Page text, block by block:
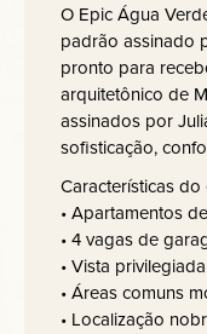
O Epic Água
padrão assinado
pronto para
arquitetônico de
assinados por
sofisticação,
Características
• Apartamentos
• 4 vagas de
• Vista
• Áreas comuns
• Localização